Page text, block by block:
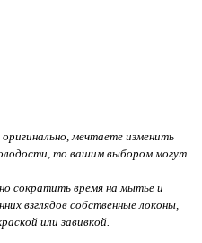
мечтаете изменить
то вашим выбором могут
сократить время на мытье и
взглядов собственные локоны,
или завивкой.